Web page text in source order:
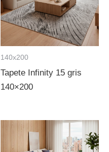
140x200
Tapete Infinity 15 gris
140×200